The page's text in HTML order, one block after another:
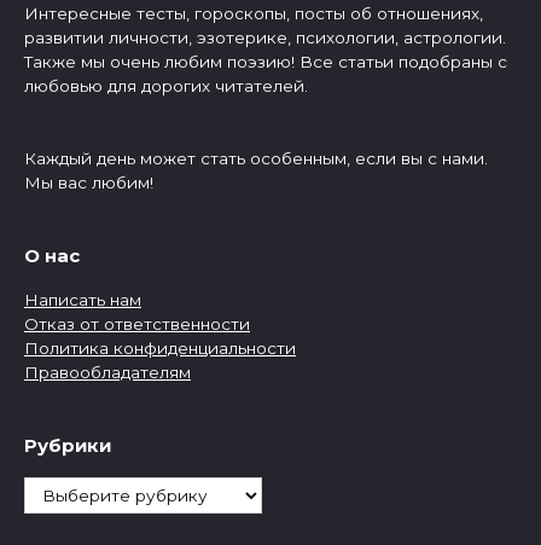
Интересные тесты, гороскопы, посты об отношениях,
развитии личности, эзотерике, психологии, астрологии.
Также мы очень любим поэзию! Все статьи подобраны с
любовью для дорогих читателей.
Каждый день может стать особенным, если вы с нами.
Мы вас любим!
О нас
Написать нам
Отказ от ответственности
Политика конфиденциальности
Правообладателям
Рубрики
Рубрики